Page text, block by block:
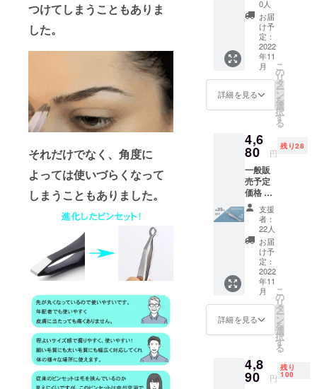
つけてしまうこともありま
した。
それだけでなく、角度に
よっては使いづらくなって
しまうこともありました。
格とな
りま
す。 ※
ご注文
状況、
使用部
材の供
給状
況、製
より出
荷時期
が遅れ
る場合
があり
ます。
込) の
約 20%
OFF →
2,880円
(税込)
〈１
セット
の詳
細〉 丸
形ピン
「Emu-
Pincet
」 x1 収
納ケー
ス x1 ※
送料
込・税
込の価
格とな
りま
す。 ※
ご注文
状況、
使用部
材の供
給状
況、製
より出
荷時期
が遅れ
0人
お届
け予
定：
2022
年11
月
詳細を見る
こ
の
リ
タ
ー
ン
を
選
択
す
る
4,6
80 円
残り28
一般販
売予定
価格 2
個
7,200
円 (税
込) の
約 35%
OFF →
4,680円
(税込)
〈１
セット
の詳
細〉 丸
形ピン
「Emu-
Pincet
」 x2 収
支援
者：
22人
お届
け予
定：
2022
年11
月
詳細を見る
こ
の
リ
タ
ー
ン
を
選
択
す
る
4,8
90 円
残り
100